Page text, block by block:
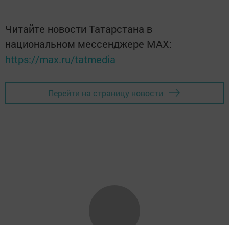
Читайте новости Татарстана в
национальном мессенджере MАХ:
https://max.ru/tatmedia
Перейти на страницу новости